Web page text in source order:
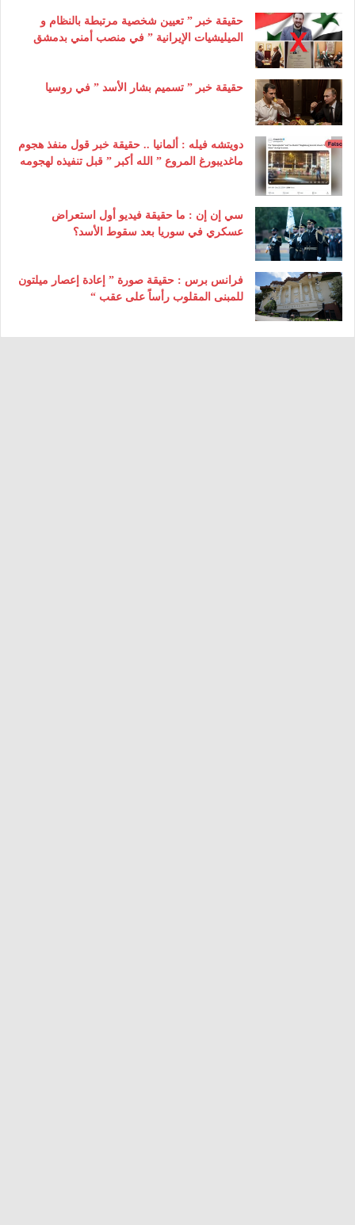
حقيقة خبر ” تعيين شخصية مرتبطة بالنظام و
الميليشيات الإيرانية ” في منصب أمني بدمشق
حقيقة خبر ” تسميم بشار الأسد ” في روسيا
دويتشه فيله : ألمانيا .. حقيقة خبر قول منفذ هجوم
ماغديبورغ المروع ” الله أكبر ” قبل تنفيذه لهجومه
سي إن إن : ما حقيقة فيديو أول استعراض
عسكري في سوريا بعد سقوط الأسد؟
فرانس برس : حقيقة صورة ” إعادة إعصار ميلتون
للمبنى المقلوب رأساً على عقب “